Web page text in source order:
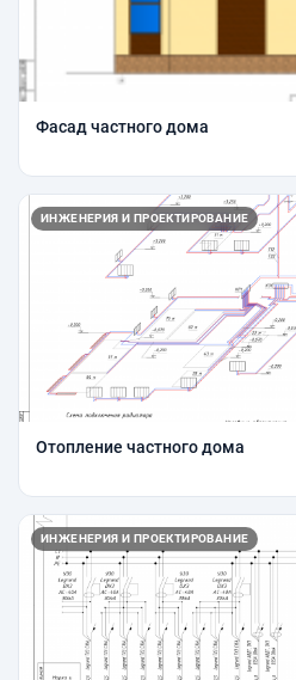
Фасад частного дома
ИНЖЕНЕРИЯ И ПРОЕКТИРОВАНИЕ
Отопление частного дома
ИНЖЕНЕРИЯ И ПРОЕКТИРОВАНИЕ